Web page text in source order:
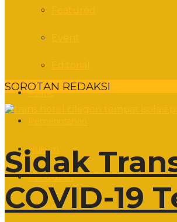
Politik
Hukum
Pendidikan
Sosbud
SOROTAN REDAKSI
Sidak
COVID-19